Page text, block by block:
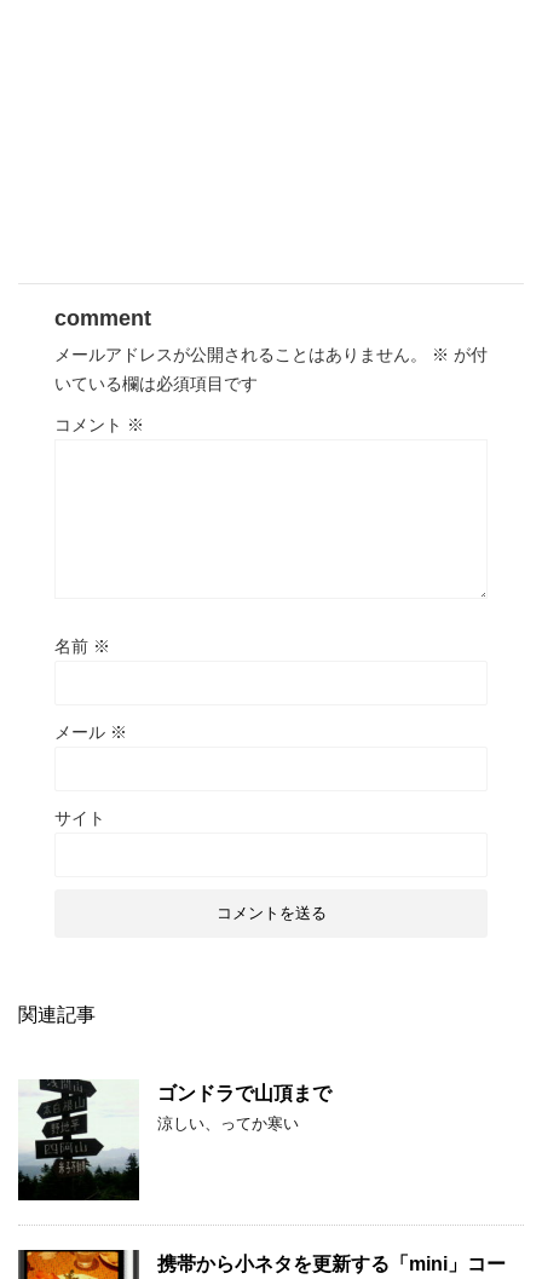
comment
メールアドレスが公開されることはありません。 ※ が付
いている欄は必須項目です
コメント ※
名前 ※
メール ※
サイト
関連記事
ゴンドラで山頂まで
涼しい、ってか寒い
携帯から小ネタを更新する「mini」コー